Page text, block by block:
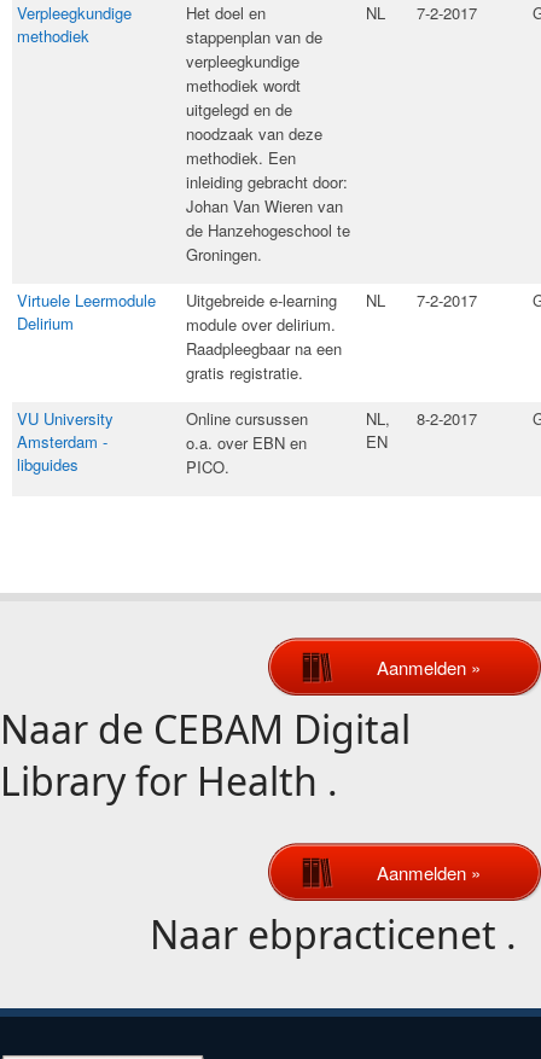
Verpleegkundige
methodiek
Het doel en
stappenplan van de
verpleegkundige
methodiek wordt
uitgelegd en de
noodzaak van deze
methodiek. Een
inleiding gebracht door:
Johan Van Wieren van
de Hanzehogeschool te
Groningen.
NL 7-2-2017
Virtuele Leermodule
Delirium
​Uitgebreide e-learning
module over delirium.
Raadpleegbaar na een
gratis registratie.
NL 7-2-2017
VU University
Amsterdam -
libguides
​Online cursussen
o.a. over EBN en
PICO.
NL,
EN
8-2-2017
Aanmelden »
Naar de CEBAM Digital
Library for Health .
Aanmelden »
Naar ebpracticenet .